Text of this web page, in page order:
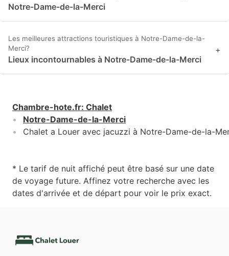
Notre-Dame-de-la-Merci
Les meilleures attractions touristiques à Notre-Dame-de-la-
Merci?
Lieux incontournables à Notre-Dame-de-la-Merci
+
Chambre-hote.fr: Chalet
Notre-Dame-de-la-Merci
Chalet a Louer avec jacuzzi à Notre-Dame-de-la-
* Le tarif de nuit affiché peut être basé sur une date
de voyage future. Affinez votre recherche avec les
dates d'arrivée et de départ pour voir le prix exact.